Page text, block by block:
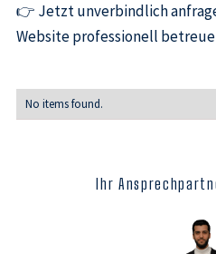
👉 Jetzt unverbindlich
Website professionell
No items found.
Ihr